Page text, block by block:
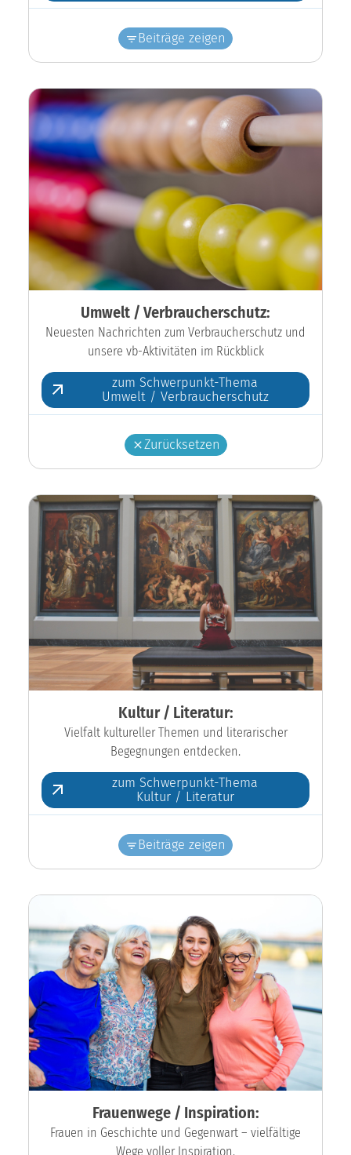
Beiträge zeigen
Umwelt / Verbraucherschutz:
Neuesten Nachrichten zum Verbraucherschutz und
unsere vb-Aktivitäten im Rückblick
zum Schwerpunkt-Thema
Umwelt / Verbraucherschutz
Zurücksetzen
Kultur / Literatur:
Vielfalt kultureller Themen und literarischer
Begegnungen entdecken.
zum Schwerpunkt-Thema
Kultur / Literatur
Beiträge zeigen
Frauenwege / Inspiration:
Frauen in Geschichte und Gegenwart – vielfältige
Wege voller Inspiration.